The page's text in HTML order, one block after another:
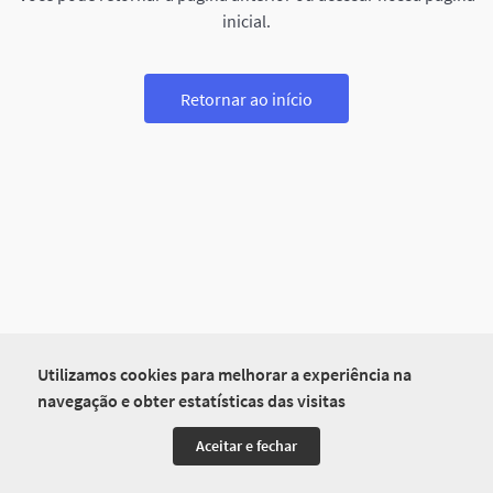
Utilizamos cookies para melhorar a experiência na
navegação e obter estatísticas das visitas
Aceitar e fechar
inicial.
Retornar ao início